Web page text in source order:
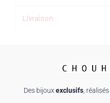
Livraison
Des bijoux exclusifs , réalisés